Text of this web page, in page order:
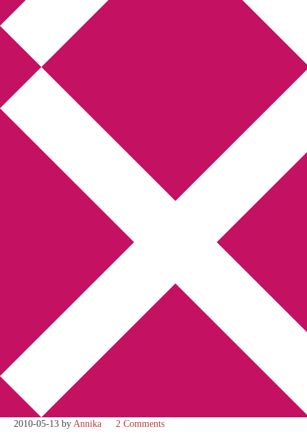
Annikas litteratur-
och kulturblogg
Deckare, kriminalromaner, thrillers
Hem Författarfemman
Webbshop Amazon
Bokbloggsjerka Bloggmaraton
Kriminalroman Min tv-blogg
You are here:
Vad det innebär att ha en blå
”personlighet”
Vad det innebär att ha en blå
”personlighet”
2010-05-13 by Annika 2 Comments